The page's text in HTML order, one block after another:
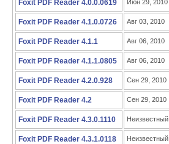
Foxit PDF Reader 4.0.0.0619 Июн 29, 2010
Foxit PDF Reader 4.1.0.0726 Авг 03, 2010
Foxit PDF Reader 4.1.1 Авг 06, 2010
Foxit PDF Reader 4.1.1.0805 Авг 06, 2010
Foxit PDF Reader 4.2.0.928 Сен 29, 2010
Foxit PDF Reader 4.2 Сен 29, 2010
Foxit PDF Reader 4.3.0.1110 Неизвестный
Foxit PDF Reader 4.3.1.0118 Неизвестный